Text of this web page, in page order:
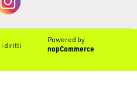
i diritti
Powered by
nopCommerce